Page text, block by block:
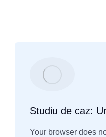
Studiu de caz:
Your browser does